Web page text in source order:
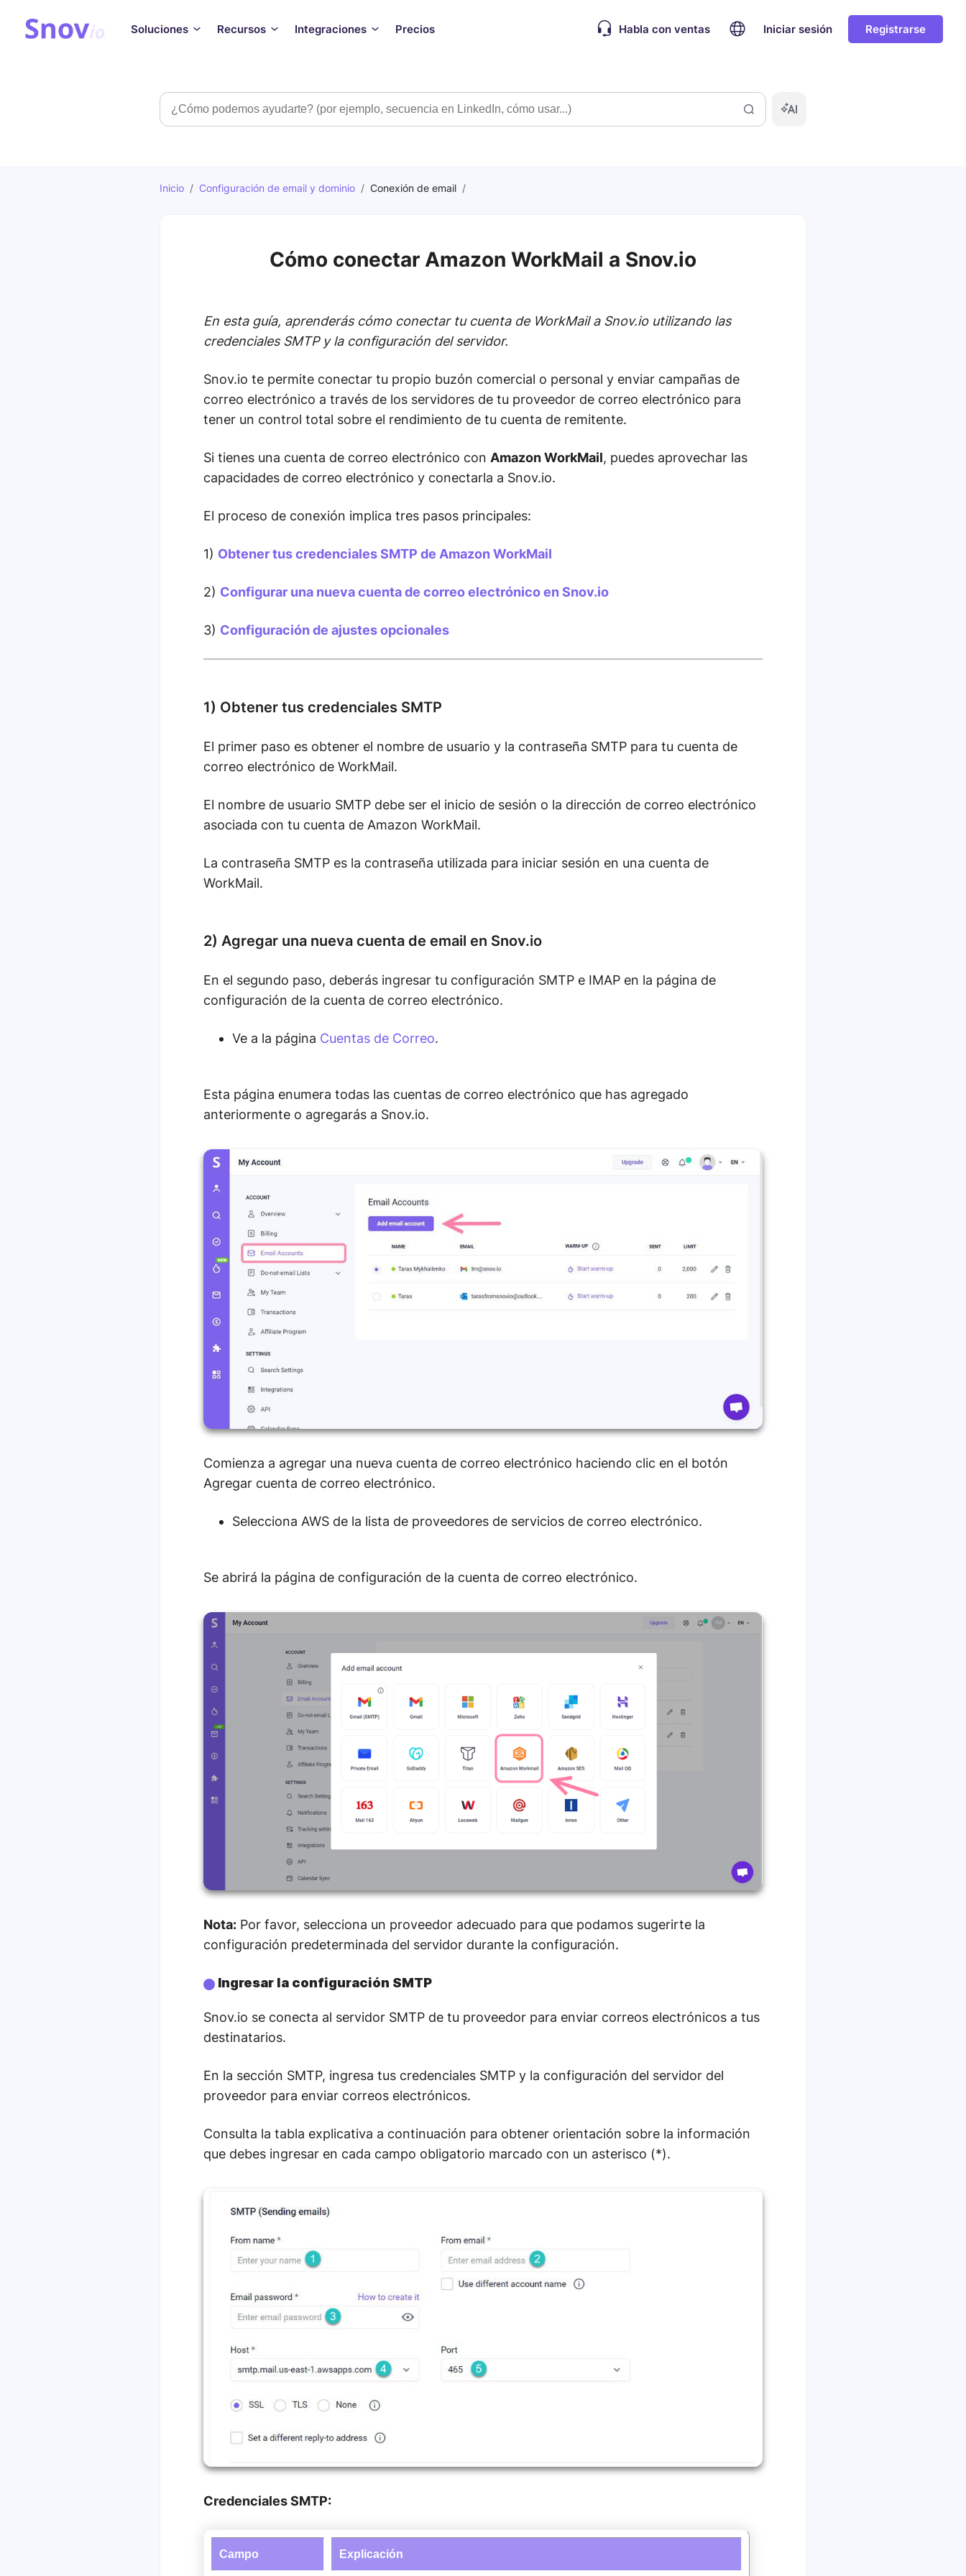
Soluciones Recursos Integraciones Precios Habla con ventas Iniciar sesión Registrarse
Búsqueda
Inicio / Configuración de email y dominio / Conexión de email /
Cómo conectar Amazon WorkMail a Snov.io
En esta guía, aprenderás cómo conectar tu cuenta de WorkMail a Snov.io utilizando las
credenciales SMTP y la configuración del servidor.
Snov.io te permite conectar tu propio buzón comercial o personal y enviar campañas de
correo electrónico a través de los servidores de tu proveedor de correo electrónico para
tener un control total sobre el rendimiento de tu cuenta de remitente.
Si tienes una cuenta de correo electrónico con Amazon WorkMail, puedes aprovechar las
capacidades de correo electrónico y conectarla a Snov.io.
El proceso de conexión implica tres pasos principales:
1) Obtener tus credenciales SMTP de Amazon WorkMail
2) Configurar una nueva cuenta de correo electrónico en Snov.io
3) Configuración de ajustes opcionales
1) Obtener tus credenciales SMTP
El primer paso es obtener el nombre de usuario y la contraseña SMTP para tu cuenta de
correo electrónico de WorkMail.
El nombre de usuario SMTP debe ser el inicio de sesión o la dirección de correo electrónico
asociada con tu cuenta de Amazon WorkMail.
La contraseña SMTP es la contraseña utilizada para iniciar sesión en una cuenta de
WorkMail.
2) Agregar una nueva cuenta de email en Snov.io
En el segundo paso, deberás ingresar tu configuración SMTP e IMAP en la página de
configuración de la cuenta de correo electrónico.
Ve a la página Cuentas de Correo.
Esta página enumera todas las cuentas de correo electrónico que has agregado
anteriormente o agregarás a Snov.io.
Comienza a agregar una nueva cuenta de correo electrónico haciendo clic en el botón
Agregar cuenta de correo electrónico.
Selecciona AWS de la lista de proveedores de servicios de correo electrónico.
Se abrirá la página de configuración de la cuenta de correo electrónico.
Nota: Por favor, selecciona un proveedor adecuado para que podamos sugerirte la
configuración predeterminada del servidor durante la configuración.
Ingresar la configuración SMTP
Snov.io se conecta al servidor SMTP de tu proveedor para enviar correos electrónicos a tus
destinatarios.
En la sección SMTP, ingresa tus credenciales SMTP y la configuración del servidor del
proveedor para enviar correos electrónicos.
Consulta la tabla explicativa a continuación para obtener orientación sobre la información
que debes ingresar en cada campo obligatorio marcado con un asterisco (*).
Credenciales SMTP:
Campo Explicación